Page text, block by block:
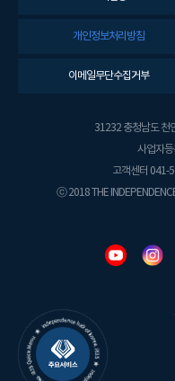
개인정보처리방침
이메일무단수집거부
31232 충청남도 천
사업자
고객센터 041-
ⓒ 2018 THE